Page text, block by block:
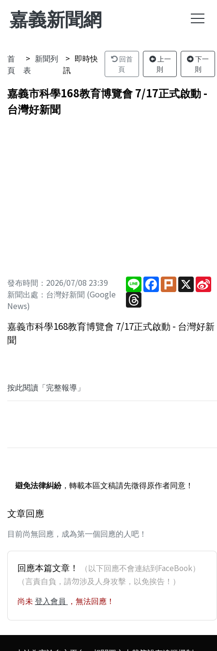
嘉義新聞網
首
頁
新聞列
表
即時快
訊
回首
頁
上一
則
下一
則
嘉義市科學168教育博覽會 7/17正式啟動 -
台灣好新聞
發布時間：2026/07/08 23:39
新聞出處：台灣好新聞 (Google
News)
LineFacebook
PlurkX
Threads
嘉義市科學168教育博覽會 7/17正式啟動 - 台灣好新
聞
按此閱讀「完整報導」
避免法律糾紛，轉載本區文稿請先徵得原作者同意！
文章回應
目前尚無回應，成為第一個回應的人吧！
回應本篇文章！
（以下回應不會連結到FaceBook）
（言責自負，請勿涉及人身攻擊，以免挨告！）
尚未 登入會員 ，無法回應！